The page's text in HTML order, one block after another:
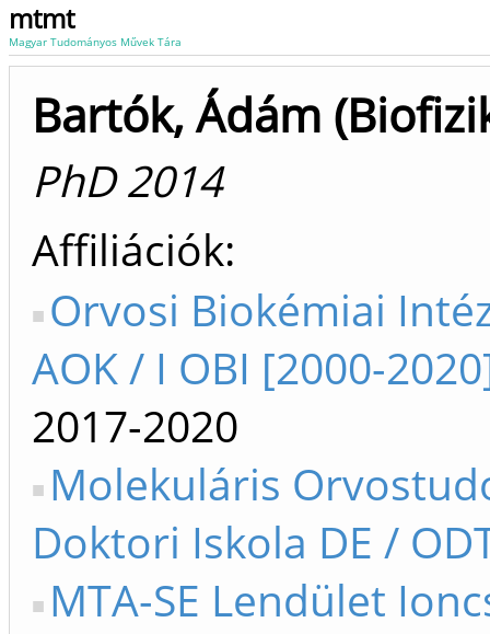
mtmt
Magyar Tudományos Művek Tára
Bartók, Ádám
PhD 2014
Affiliációk
Orvosi Biokémiai
AOK / I OBI [2000-
2017-2020
Molekuláris
Doktori Iskola DE /
MTA-SE Lendület